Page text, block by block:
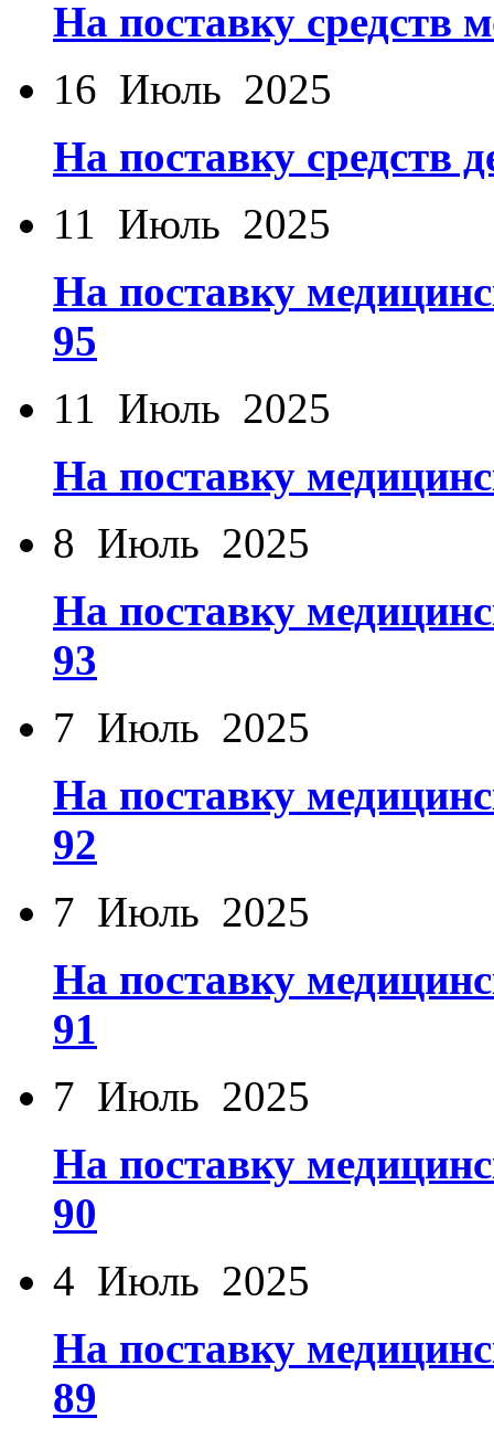
На поставку средств
16 Июль 2025
На поставку средств
11 Июль 2025
На поставку
95
11 Июль 2025
На поставку
8 Июль 2025
На поставку
93
7 Июль 2025
На поставку
92
7 Июль 2025
На поставку
91
7 Июль 2025
На поставку
90
4 Июль 2025
На поставку
89